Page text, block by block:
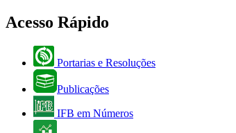
Acesso Rápido
Portarias e Resoluções
Publicações
IFB em Números